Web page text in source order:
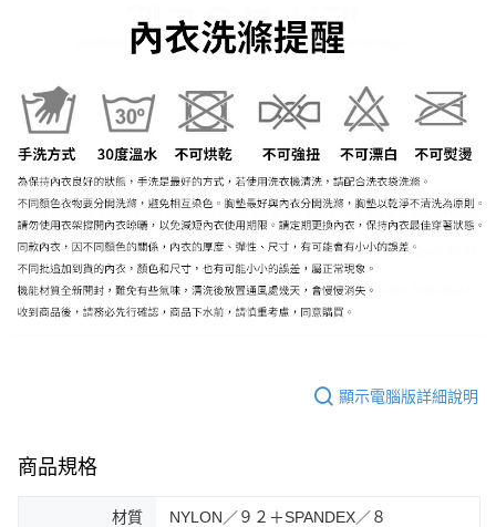
顯示電腦版詳細說明
商品規格
材質 NYLON／９２＋SPANDEX／８